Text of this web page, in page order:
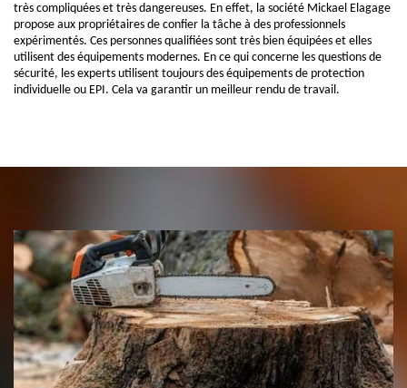
très compliquées et très dangereuses. En effet, la société Mickael Elagage
propose aux propriétaires de confier la tâche à des professionnels
expérimentés. Ces personnes qualifiées sont très bien équipées et elles
utilisent des équipements modernes. En ce qui concerne les questions de
sécurité, les experts utilisent toujours des équipements de protection
individuelle ou EPI. Cela va garantir un meilleur rendu de travail.